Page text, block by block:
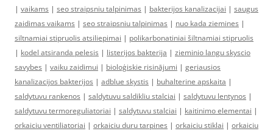
| vaikams | seo straipsniu talpinimas | bakterijos kanalizacijai | saugus
zaidimas vaikams | seo straipsniu talpinimas | nuo kada ziemines |
siltnamiai stipruolis atsiliepimai | polikarbonatiniai šiltnamiai stipruolis
| kodel atsiranda pelesis | listerijos bakterija | zieminio langu skyscio
savybes | vaiku zaidimui | bioloģiskie risinājumi | geriausios
kanalizacijos bakterijos | adblue skystis | buhalterine apskaita |
saldytuvu rankenos | saldytuvu saldikliu stalciai | saldytuvu lentynos |
saldytuvu termoreguliatoriai | saldytuvu stalciai | kaitinimo elementai |
orkaiciu ventiliatoriai | orkaiciu duru tarpines | orkaiciu stiklai | orkaiciu